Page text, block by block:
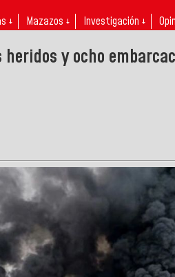
↓ Mazazos ↓ Investigación ↓
y ocho